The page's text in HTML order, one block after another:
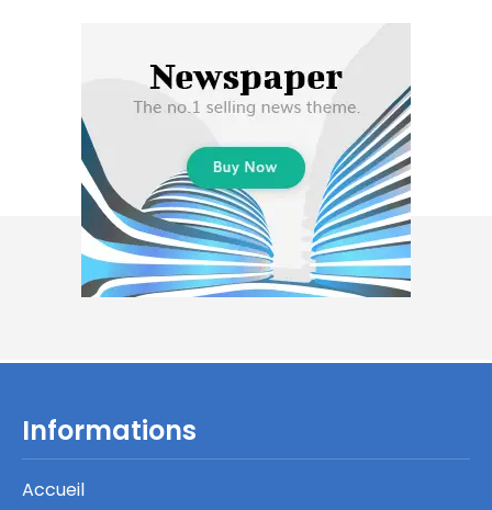
Informations
Accueil